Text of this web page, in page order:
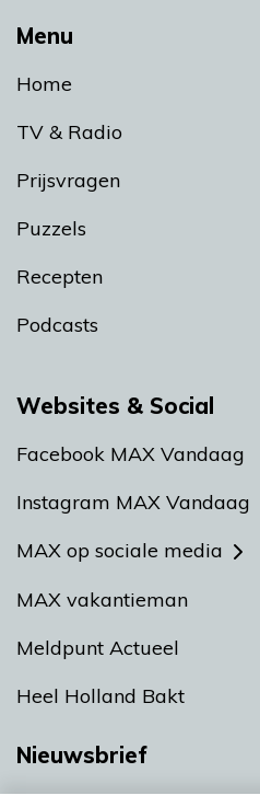
Menu
Home
TV & Radio
Prijsvragen
Puzzels
Recepten
Podcasts
Websites & Social
Facebook MAX Vandaag
Instagram MAX Vandaag
MAX op sociale media
MAX vakantieman
Meldpunt Actueel
Heel Holland Bakt
Nieuwsbrief